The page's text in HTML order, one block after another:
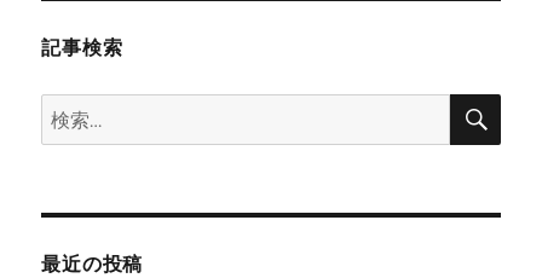
記事検索
検
索:
検
最近の投稿